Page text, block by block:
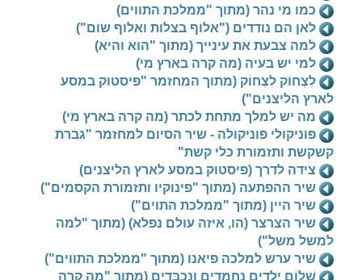
כמו מי נהר (מתוך "ממלכת התווים)
לאן הם נודדים ("אלוף בצלות ואלוף שום")
למה צבעת את עינייך (מתוך "הוא והיא)
למי יש בעיה (מה קרה בארץ מי)
לִצְחוֹק לִצְחוֹק (מתוך המחזמר "פיסטוק במסע
לארץ הליצנים")
מה יש למלך מתחת לכתר (מה קרה בארץ מי)
פוניקולי פוניקולה - שיר הסיום למחזמר "גברת
קשקשת ותזמורת כלי קשת"
צידה לדרך (פיסטוק במסע לארץ הליצנים)
שיר ההפתעה (מתוך "פינוקיו ותזמורת הקסמים")
שיר היין (מתוך "ממלכת התוים")
שיר הצרצר (הו, איזה עולם נפלא) (מתוך "למה
למשל משל")
שיר ערש למלכה פיאנו (מתוך "ממלכת התווים")
שָׁלוֹם יְלָדִים נֶחְמָדִים וְנִכְבָּדִים (מתוך "מה קרה